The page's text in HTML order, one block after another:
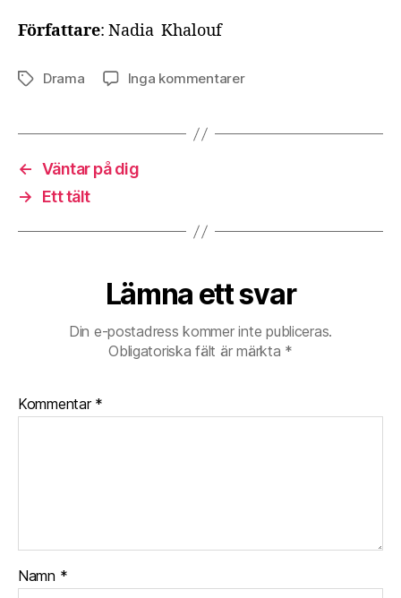
Författare: Nadia Khalouf
Etiketter
Drama Inga kommentarertill
plats
← Väntar på dig
→
Ett tält
Lämna ett svar
Din e-postadress kommer inte publiceras.
Obligatoriska fält är märkta *
Kommentar *
Namn *